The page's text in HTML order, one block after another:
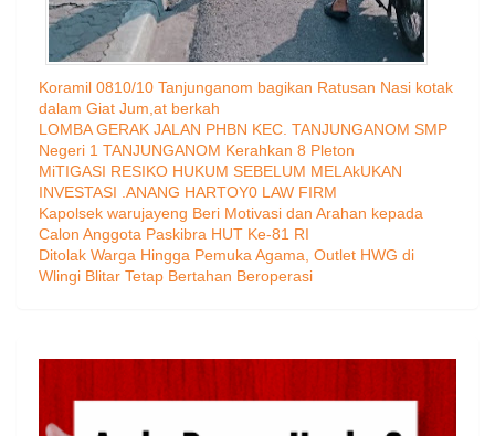
Koramil 0810/10 Tanjunganom bagikan Ratusan Nasi kotak
dalam Giat Jum,at berkah
LOMBA GERAK JALAN PHBN KEC. TANJUNGANOM SMP
Negeri 1 TANJUNGANOM Kerahkan 8 Pleton
MiTIGASI RESIKO HUKUM SEBELUM MELAkUKAN
INVESTASI .ANANG HARTOY0 LAW FIRM
Kapolsek warujayeng Beri Motivasi dan Arahan kepada
Calon Anggota Paskibra HUT Ke-81 RI
Ditolak Warga Hingga Pemuka Agama, Outlet HWG di
Wlingi Blitar Tetap Bertahan Beroperasi